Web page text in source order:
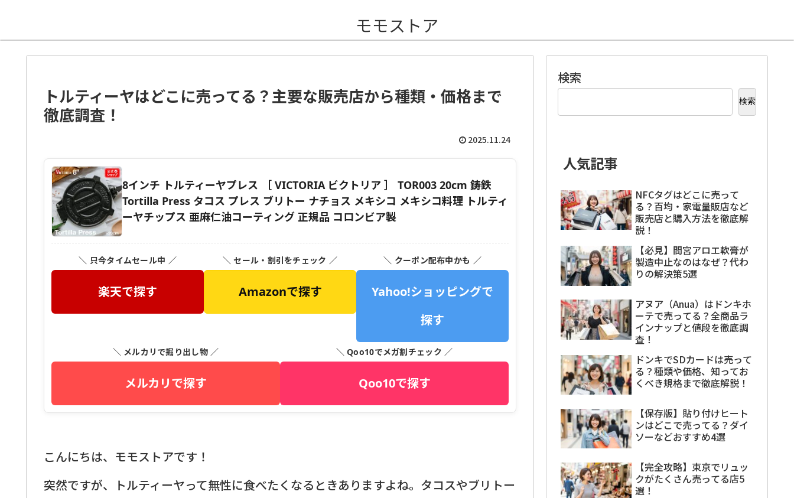
モモストア
トルティーヤはどこに売ってる？主要な販売店から種類・価格まで
徹底調査！
2025.11.24
8インチ トルティーヤプレス ［ VICTORIA ビクトリア ］ TOR003 20cm 鋳鉄
Tortilla Press タコス プレス ブリトー ナチョス メキシコ メキシコ料理 トルティ
ーヤチップス 亜麻仁油コーティング 正規品 コロンビア製
＼ 只今タイムセール中 ／
楽天で探す
＼ セール・割引をチェック ／
Amazonで探す
＼ クーポン配布中かも ／
Yahoo!ショッピングで
探す
＼ メルカリで掘り出し物 ／
メルカリで探す
＼ Qoo10でメガ割チェック ／
Qoo10で探す
こんにちは、モモストアです！
突然ですが、トルティーヤって無性に食べたくなるときありますよね。タコスやブリトー
検索
検索
人気記事
NFCタグはどこに売って
る？百均・家電量販店など
販売店と購入方法を徹底解
説！
【必見】間宮アロエ軟膏が
製造中止なのはなぜ？代わ
りの解決策5選
アヌア（Anua）はドンキホ
ーテで売ってる？全商品ラ
インナップと値段を徹底調
査！
ドンキでSDカードは売って
る？種類や価格、知ってお
くべき規格まで徹底解説！
【保存版】貼り付けヒート
ンはどこで売ってる？ダイ
ソーなどおすすめ4選
【完全攻略】東京でリュッ
クがたくさん売ってる店5
選！